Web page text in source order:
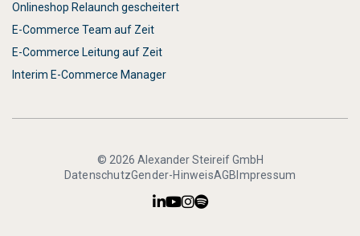
Onlineshop Relaunch gescheitert
E-Commerce Team auf Zeit
E-Commerce Leitung auf Zeit
Interim E-Commerce Manager
© 2026 Alexander Steireif GmbH
DatenschutzGender-HinweisAGB Impressum
